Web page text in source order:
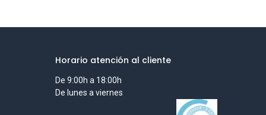
Horario atención al cliente
De 9:00h a 18:00h
De lunes a viernes